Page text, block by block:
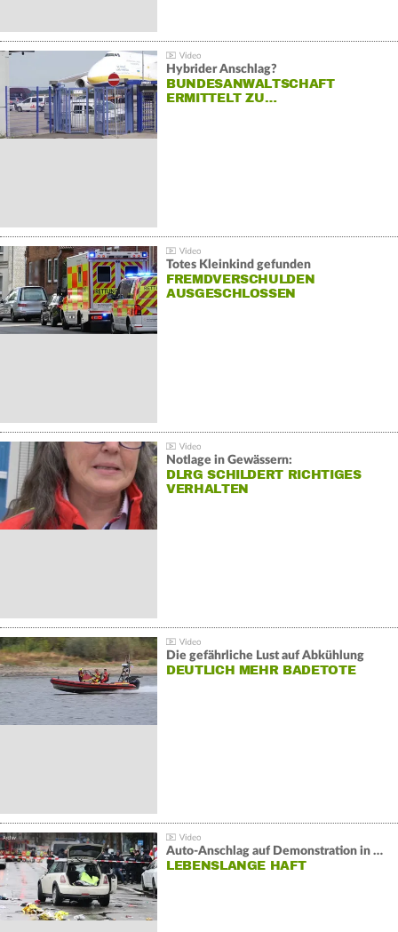
Hybrider Anschlag?
BUNDESANWALTSCHAFT
ERMITTELT ZU…
Totes Kleinkind gefunden
FREMDVERSCHULDEN
AUSGESCHLOSSEN
Notlage in Gewässern:
DLRG SCHILDERT RICHTIGES
VERHALTEN
Die gefährliche Lust auf Abkühlung
DEUTLICH MEHR BADETOTE
Auto-Anschlag auf Demonstration in München:
LEBENSLANGE HAFT